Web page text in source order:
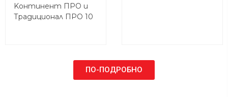
Koнтинент ПРО и
Традиционал ПРО 10
ПО-ПОДРОБНО